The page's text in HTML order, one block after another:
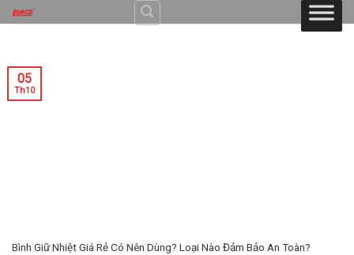
Skip
to
Bình Giữ Nhiệt Giá Rẻ Có Nên Dùng? Loại Nào Đảm Bảo An Toàn?
05
Th10